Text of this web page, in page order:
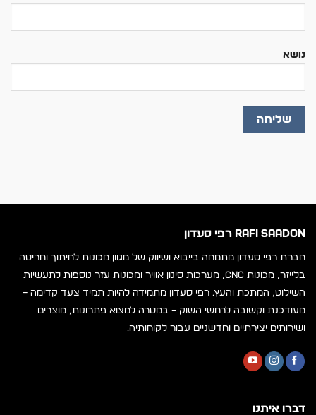
נושא
RAFI SAADON רפי סעדון
חברת רפי סעדון מתמחה בייבוא ושיווק של מגוון מכונות לחיתוך וחריטה
בלייזר, מכונות CNC, מערכות סינון אוויר ומכונות עזר נוספות לתעשיות
השילוט, המתכת והעץ. רפי סעדון מתמידה להיות תמיד צעד קדימה –
מעודכנת וקשובה לרחשי השוק – במטרה למצוא פתרונות, מוצרים
ושירותים יצירתיים וחדשניים עבור לקוחותיה.
דברו איתנו